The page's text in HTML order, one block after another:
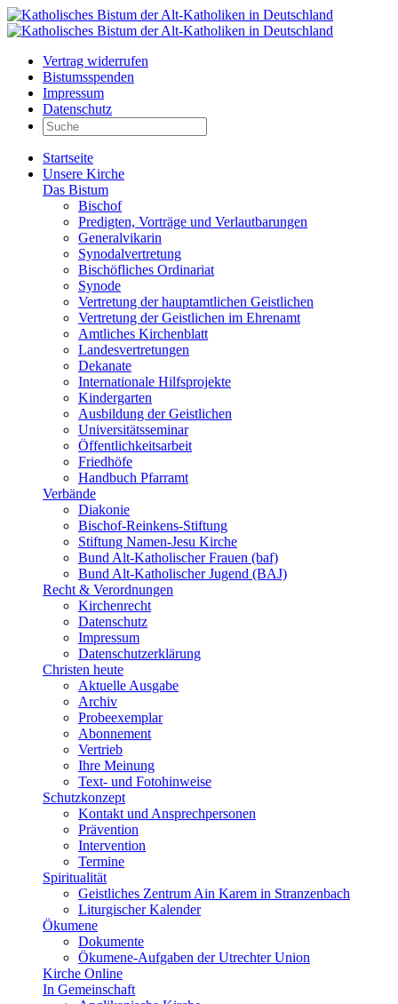
Vertrag widerrufen
Bistumsspenden
Impressum
Datenschutz
Startseite
Unsere Kirche
Das Bistum
Bischof
Predigten, Vorträge und Verlautbarungen
Generalvikarin
Synodalvertretung
Bischöfliches Ordinariat
Synode
Vertretung der hauptamtlichen Geistlichen
Vertretung der Geistlichen im Ehrenamt
Amtliches Kirchenblatt
Landesvertretungen
Dekanate
Internationale Hilfsprojekte
Kindergarten
Ausbildung der Geistlichen
Universitätsseminar
Öffentlichkeitsarbeit
Friedhöfe
Handbuch Pfarramt
Verbände
Diakonie
Bischof-Reinkens-Stiftung
Stiftung Namen-Jesu Kirche
Bund Alt-Katholischer Frauen (baf)
Bund Alt-Katholischer Jugend (BAJ)
Recht & Verordnungen
Kirchenrecht
Datenschutz
Impressum
Datenschutzerklärung
Christen heute
Aktuelle Ausgabe
Archiv
Probeexemplar
Abonnement
Vertrieb
Ihre Meinung
Text- und Fotohinweise
Schutzkonzept
Kontakt und Ansprechpersonen
Prävention
Intervention
Termine
Spiritualität
Geistliches Zentrum Ain Karem in Stranzenbach
Liturgischer Kalender
Ökumene
Dokumente
Ökumene-Aufgaben der Utrechter Union
Kirche Online
In Gemeinschaft